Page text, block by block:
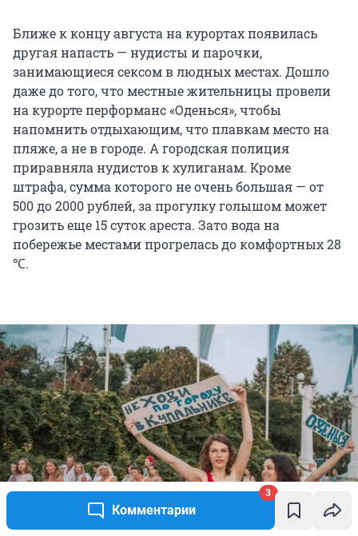
Комментарии
3
Ближе к концу августа на курортах появилась
другая напасть — нудисты и парочки,
занимающиеся сексом в людных местах. Дошло
даже до того, что местные жительницы провели
на курорте перформанс «Оденься», чтобы
напомнить отдыхающим, что плавкам место на
пляже, а не в городе. А городская полиция
приравняла нудистов к хулиганам. Кроме
штрафа, сумма которого не очень большая — от
500 до 2000 рублей, за прогулку голышом может
грозить еще 15 суток ареста. Зато вода на
побережье местами прогрелась до комфортных 28
℃.